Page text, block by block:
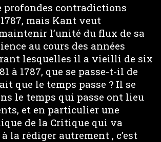
profondes contradictions
mais Kant veut
l’unité du flux de sa
au cours des années
lesquelles il a vieilli de six
à 1787, que se passe-t-il de
que le temps passe ? Il se
le temps qui passe ont lieu
et en particulier une
de la Critique qui va
la rédiger autrement , c’est